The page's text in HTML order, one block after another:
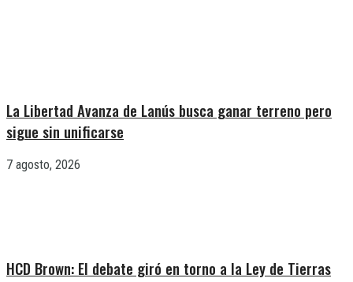
La Libertad Avanza de Lanús busca ganar terreno pero
sigue sin unificarse
7 agosto, 2026
HCD Brown: El debate giró en torno a la Ley de Tierras